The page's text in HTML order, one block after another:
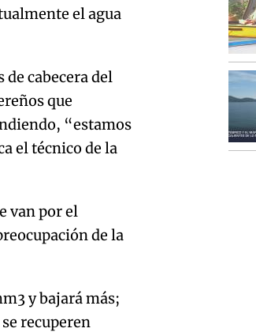
el agua
de cabecera del
que
“estamos
el técnico de la
van por el
de la
y bajará más;
recuperen